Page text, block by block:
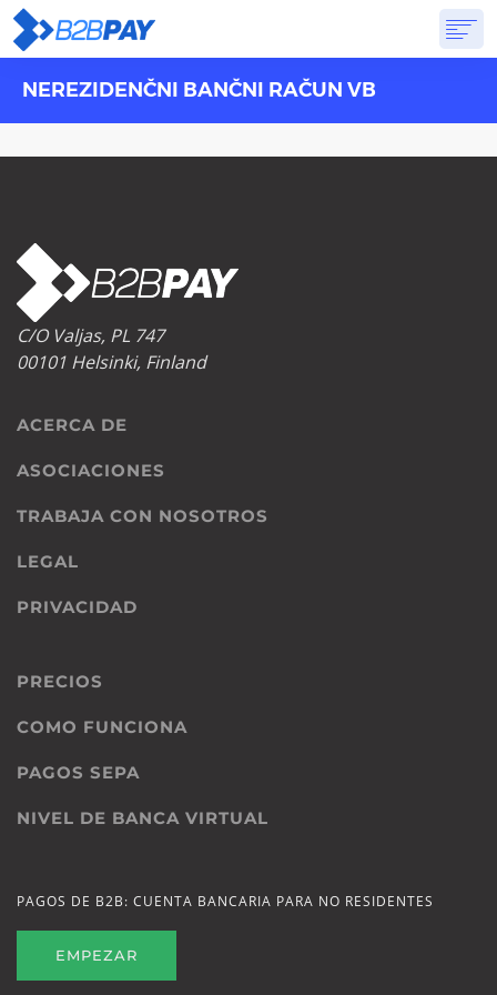
ACERCA DESOLUCIONESBANCA VIRTUAL PRICING
NEREZIDENČNI BANČNI RAČUN VB
C/O Valjas, PL 747
00101 Helsinki, Finland
ACERCA DE
ASOCIACIONES
TRABAJA CON NOSOTROS
LEGAL
PRIVACIDAD
PRECIOS
COMO FUNCIONA
PAGOS SEPA
NIVEL DE BANCA VIRTUAL
PAGOS DE B2B: CUENTA BANCARIA PARA NO RESIDENTES
EMPEZAR